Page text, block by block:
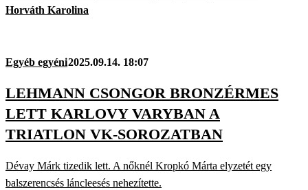
Horváth Karolina
Egyéb egyéni2025.09.14. 18:07
LEHMANN CSONGOR BRONZÉRMES
LETT KARLOVY VARYBAN A
TRIATLON VK-SOROZATBAN
Dévay Márk tizedik lett. A nőknél Kropkó Márta elyzetét egy
balszerencsés láncleesés nehezítette.